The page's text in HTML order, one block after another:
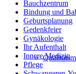
Bauchzentrum
Bindung und
Geburtsplanung
Gedenkfeier
Gynäkologie
Ihr Aufenthalt
Innere Medizin
Pflege